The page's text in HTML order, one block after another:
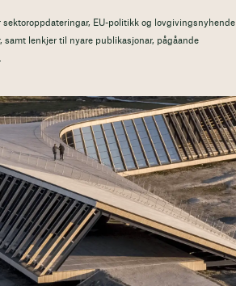
EU-politikk og lovgivingsnyhende
samt lenkjer til nyare publikasjonar, pågåande